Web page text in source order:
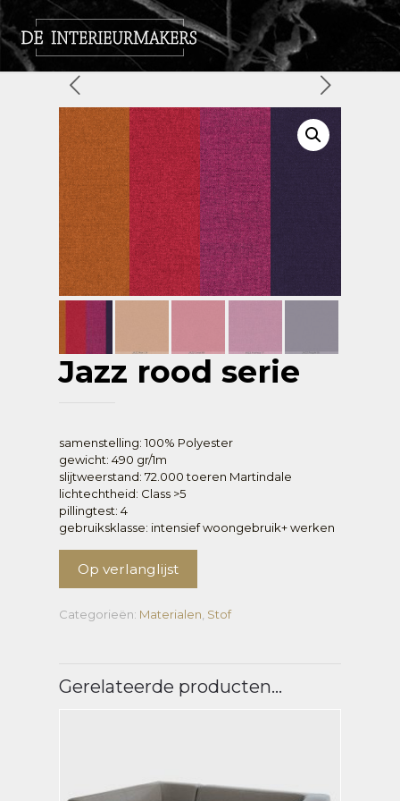
Jazz rood serie
samenstelling: 100% Polyester
gewicht: 490 gr/1m
slijtweerstand: 72.000 toeren Martindale
lichtechtheid: Class >5
pillingtest: 4
gebruiksklasse: intensief woongebruik+ werken
Op verlanglijst
Categorieën: Materialen Stof
Gerelateerde producten…